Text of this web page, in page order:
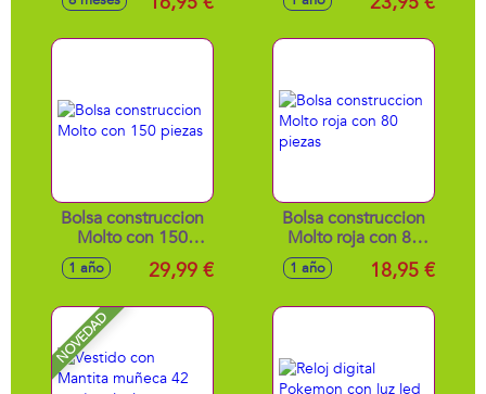
Bolsa construccion
Molto con 150
piezas
1 año 29,99 €
Bolsa construccion
Molto roja con 80
piezas
1 año 18,95 €
NOVEDAD